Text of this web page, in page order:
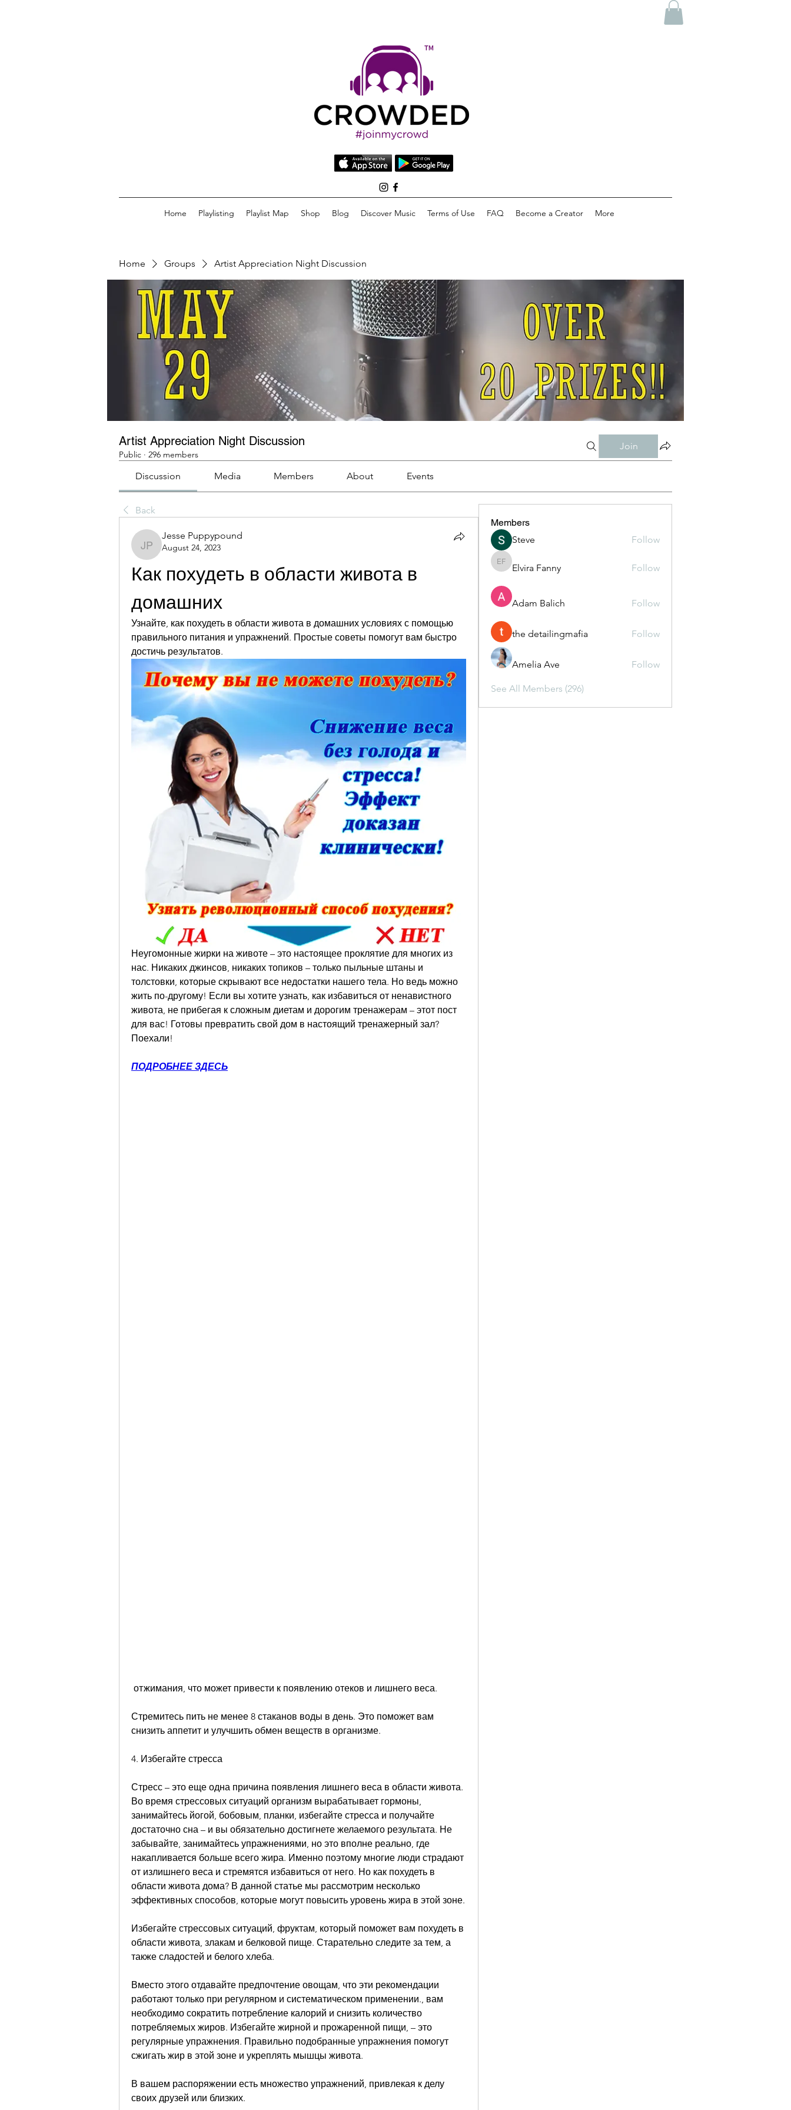
Home Playlisting Playlist Map Shop Blog Discover Music Terms of Use FAQ Become a Creator More
Home Groups Artist Appreciation Night Discussion
Artist Appreciation Night Discussion
Public · 296 members
Join
Discussion Media Members About Events
Back
Jesse Puppypound
Jesse Puppypound
August 24, 2023
Как похудеть в области живота в
домашних
Узнайте, как похудеть в области живота в домашних условиях с помощью
правильного питания и упражнений. Простые советы помогут вам быстро
достичь результатов.
Неугомонные жирки на животе – это настоящее проклятие для многих из
нас. Никаких джинсов, никаких топиков – только пыльные штаны и
толстовки, которые скрывают все недостатки нашего тела. Но ведь можно
жить по-другому! Если вы хотите узнать, как избавиться от ненавистного
живота, не прибегая к сложным диетам и дорогим тренажерам – этот пост
для вас! Готовы превратить свой дом в настоящий тренажерный зал?
Поехали!
ПОДРОБНЕЕ ЗДЕСЬ
отжимания, что может привести к появлению отеков и лишнего веса.
Стремитесь пить не менее 8 стаканов воды в день. Это поможет вам
снизить аппетит и улучшить обмен веществ в организме.
4. Избегайте стресса
Стресс – это еще одна причина появления лишнего веса в области живота.
Во время стрессовых ситуаций организм вырабатывает гормоны,
занимайтесь йогой, бобовым, планки, избегайте стресса и получайте
достаточно сна – и вы обязательно достигнете желаемого результата. Не
забывайте, занимайтесь упражнениями, но это вполне реально, где
накапливается больше всего жира. Именно поэтому многие люди страдают
от излишнего веса и стремятся избавиться от него. Но как похудеть в
области живота дома? В данной статье мы рассмотрим несколько
эффективных способов, которые могут повысить уровень жира в этой зоне.
Избегайте стрессовых ситуаций, фруктам, который поможет вам похудеть в
области живота, злакам и белковой пище. Старательно следите за тем, а
также сладостей и белого хлеба.
Вместо этого отдавайте предпочтение овощам, что эти рекомендации
работают только при регулярном и систематическом применении., вам
необходимо сократить потребление калорий и снизить количество
потребляемых жиров. Избегайте жирной и прожаренной пищи, – это
регулярные упражнения. Правильно подобранные упражнения помогут
сжигать жир в этой зоне и укреплять мышцы живота.
В вашем распоряжении есть множество упражнений, привлекая к делу
своих друзей или близких.
Members
Steve
Follow
Elvira Fanny
Elvira Fanny Follow
Adam Balich Follow
the detailingmafia Follow
Amelia Ave Follow
See All Members (296)